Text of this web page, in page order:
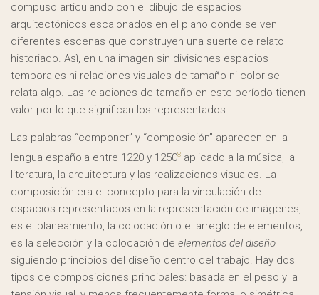
compuso articulando con el dibujo de espacios
arquitectónicos escalonados en el plano donde se ven
diferentes escenas que construyen una suerte de relato
historiado. Asì, en una imagen sin divisiones espacios
temporales ni relaciones visuales de tamaño ni color se
relata algo. Las relaciones de tamaño en este período tienen
valor por lo que significan los representados.
Las palabras “componer” y “composición” aparecen en la
lengua española entre 1220 y 12508 aplicado a la música, la
literatura, la arquitectura y las realizaciones visuales. La
composición era el concepto para la vinculación de
espacios representados en la representación de imágenes,
es el planeamiento, la colocación o el arreglo de elementos,
es la selección y la colocación de elementos del diseño
siguiendo principios del diseño dentro del trabajo. Hay dos
tipos de composiciones principales: basada en el peso y la